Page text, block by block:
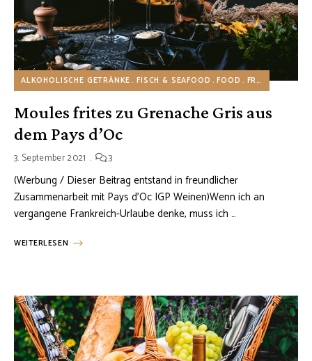
ALKOHOLISCHE GETRÄNKE FISCH & SEAFOOD FOOD FRANKREICH
Moules frites zu Grenache Gris aus
dem Pays d’Oc
3. September 2021 3
(Werbung / Dieser Beitrag entstand in freundlicher
Zusammenarbeit mit Pays d’Oc IGP Weinen)Wenn ich an
vergangene Frankreich-Urlaube denke, muss ich …
WEITERLESEN